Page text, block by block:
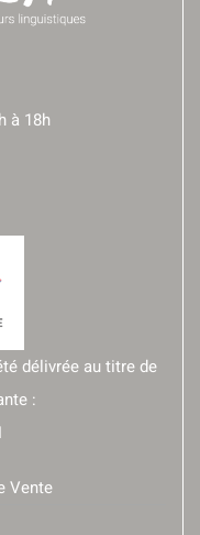
à 18h
délivrée au titre de
:
Vente